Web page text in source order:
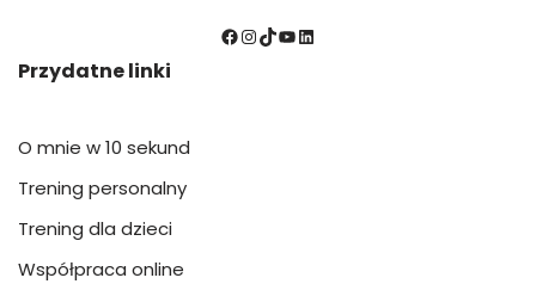
Przydatne linki
O mnie w 10 sekund
Trening personalny
Trening dla dzieci
Współpraca online